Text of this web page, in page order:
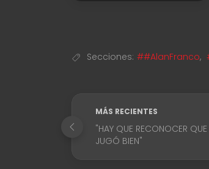
Secciones: ##AlanFranco,
MÁS RECIENTES
"HAY QUE RECONOCER
JUGÓ BIEN"